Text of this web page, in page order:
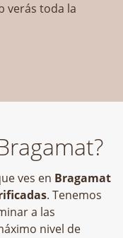
verás toda la
ves en Bragamat
. Tenemos
a las
nivel de